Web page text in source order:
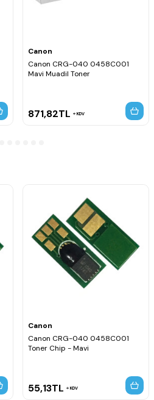
Canon
Canon CRG-040 0458C001
Mavi Muadil Toner
871,82TL KDV
Canon
Canon CRG-040 0458C001
Toner Chip - Mavi
55,13TL KDV